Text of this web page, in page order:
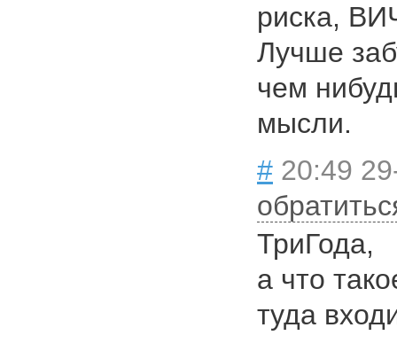
риска,
Лучше
чем
мысли.
# 20:49
ТриГода,
а что
туда